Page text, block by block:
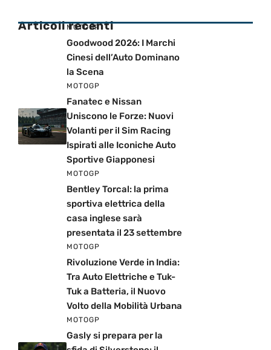
Articoli recenti
MOTOGP
Goodwood 2026: I Marchi
Cinesi dell’Auto Dominano
la Scena
MOTOGP
Fanatec e Nissan
Uniscono le Forze: Nuovi
Volanti per il Sim Racing
Ispirati alle Iconiche Auto
Sportive Giapponesi
MOTOGP
Bentley Torcal: la prima
sportiva elettrica della
casa inglese sarà
presentata il 23 settembre
MOTOGP
Rivoluzione Verde in India:
Tra Auto Elettriche e Tuk-
Tuk a Batteria, il Nuovo
Volto della Mobilità Urbana
MOTOGP
Gasly si prepara per la